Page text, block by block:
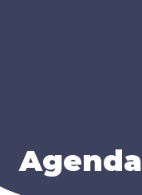
Agen­da